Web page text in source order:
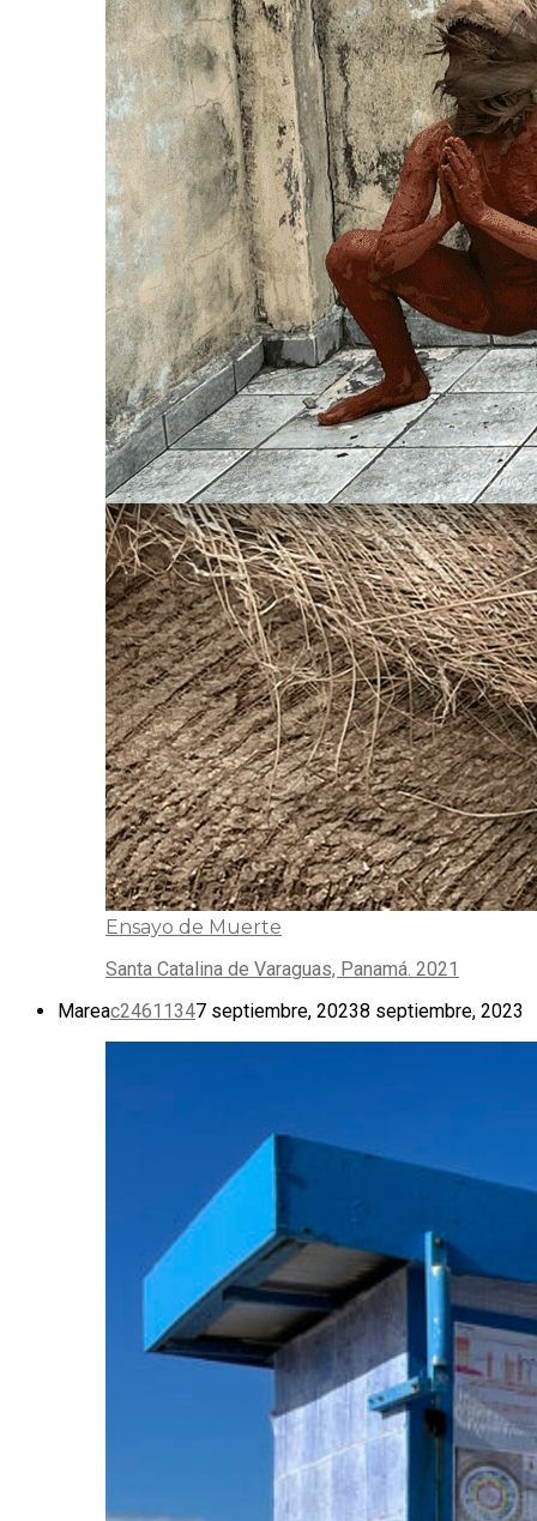
Ensayo de Muerte
Santa Catalina de Varaguas, Panamá. 2021
Mareac24611347 septiembre, 20238 septiembre, 2023